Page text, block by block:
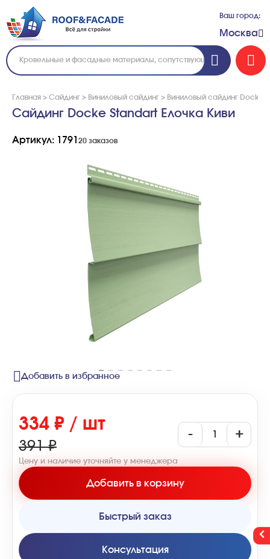
Ваш город:
Москва
Главная > Сайдинг > Виниловый сайдинг > Виниловый сайдинг Docke
Сайдинг Docke Standart Елочка Киви
Артикул: 1791 20 заказов
Добавить в избранное
334 ₽ / шт
391 ₽
- +
Цену и наличие уточняйте у менеджера
Добавить в корзину
Быстрый заказ
Консультация